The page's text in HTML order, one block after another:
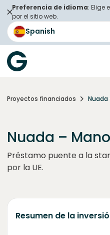
Preferencia de idioma: Elige
por el sitio web.
Spanish
Proyectos financiados Nuada
Nuada –
Préstamo puente a la
por la UE.
Resumen de la